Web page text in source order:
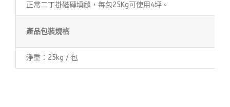
正常二丁掛磁磚填縫，每包25Kg可使用4坪。
產品包裝規格
淨重：25kg / 包